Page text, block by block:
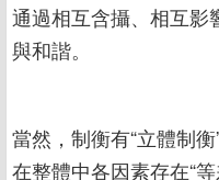
通過相互含攝、相互影
與和諧。
當然，制衡有“立體制衡
在整體中各因素存在“